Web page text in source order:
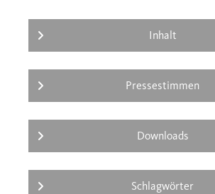
Inhalt
Pressestimmen
Downloads
Schlagwörter